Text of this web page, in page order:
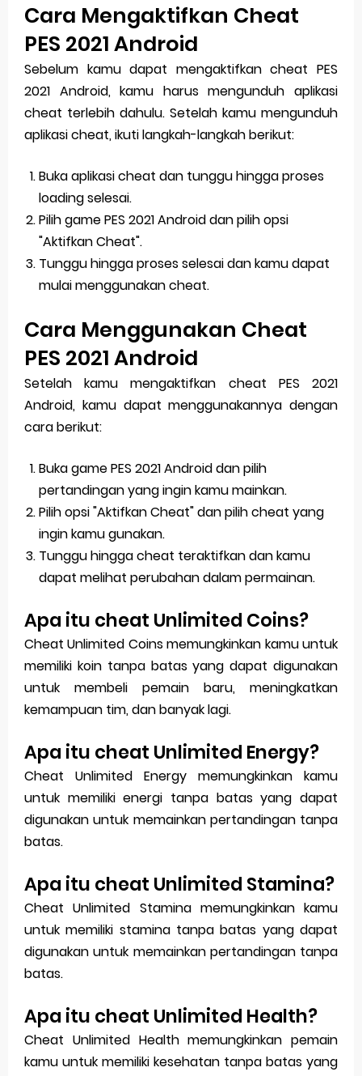
Cara Mengaktifkan Cheat
PES 2021 Android
Sebelum kamu dapat mengaktifkan cheat PES
2021 Android, kamu harus mengunduh aplikasi
cheat terlebih dahulu. Setelah kamu mengunduh
aplikasi cheat, ikuti langkah-langkah berikut:
Buka aplikasi cheat dan tunggu hingga proses
loading selesai.
Pilih game PES 2021 Android dan pilih opsi
"Aktifkan Cheat".
Tunggu hingga proses selesai dan kamu dapat
mulai menggunakan cheat.
Cara Menggunakan Cheat
PES 2021 Android
Setelah kamu mengaktifkan cheat PES 2021
Android, kamu dapat menggunakannya dengan
cara berikut:
Buka game PES 2021 Android dan pilih
pertandingan yang ingin kamu mainkan.
Pilih opsi "Aktifkan Cheat" dan pilih cheat yang
ingin kamu gunakan.
Tunggu hingga cheat teraktifkan dan kamu
dapat melihat perubahan dalam permainan.
Apa itu cheat Unlimited Coins?
Cheat Unlimited Coins memungkinkan kamu untuk
memiliki koin tanpa batas yang dapat digunakan
untuk membeli pemain baru, meningkatkan
kemampuan tim, dan banyak lagi.
Apa itu cheat Unlimited Energy?
Cheat Unlimited Energy memungkinkan kamu
untuk memiliki energi tanpa batas yang dapat
digunakan untuk memainkan pertandingan tanpa
batas.
Apa itu cheat Unlimited Stamina?
Cheat Unlimited Stamina memungkinkan kamu
untuk memiliki stamina tanpa batas yang dapat
digunakan untuk memainkan pertandingan tanpa
batas.
Apa itu cheat Unlimited Health?
Cheat Unlimited Health memungkinkan pemain
kamu untuk memiliki kesehatan tanpa batas yang